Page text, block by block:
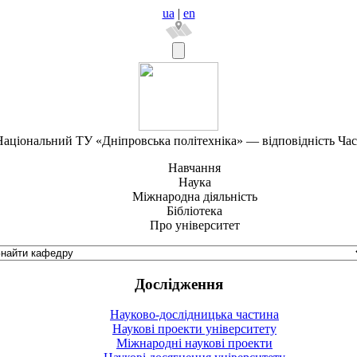
ua | en
ТУ «Дніпровська політехніка» — відповідність
Навчання
Наука
Міжнародна діяльність
Бібліотека
Про університет
Дослідження
Науково-дослідницька частина
Наукові проекти університету
Міжнародні наукові проекти